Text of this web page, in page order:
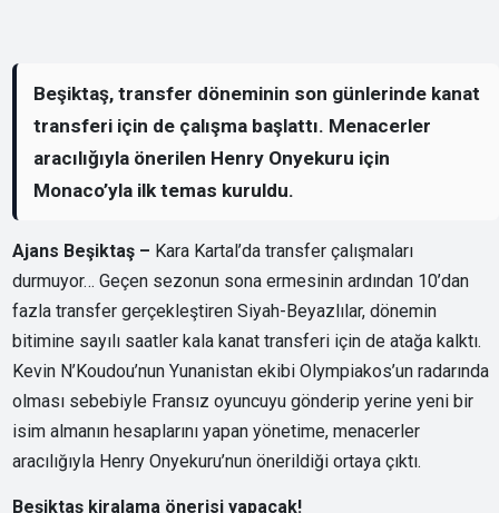
Beşiktaş, transfer döneminin son günlerinde kanat
transferi için de çalışma başlattı. Menacerler
aracılığıyla önerilen Henry Onyekuru için
Monaco’yla ilk temas kuruldu.
Ajans Beşiktaş – Kara Kartal’da transfer çalışmaları
durmuyor… Geçen sezonun sona ermesinin ardından 10’dan
fazla transfer gerçekleştiren Siyah-Beyazlılar, dönemin
bitimine sayılı saatler kala kanat transferi için de atağa kalktı.
Kevin N’Koudou’nun Yunanistan ekibi Olympiakos’un radarında
olması sebebiyle Fransız oyuncuyu gönderip yerine yeni bir
isim almanın hesaplarını yapan yönetime, menacerler
aracılığıyla Henry Onyekuru’nun önerildiği ortaya çıktı.
Beşiktaş kiralama önerisi yapacak!